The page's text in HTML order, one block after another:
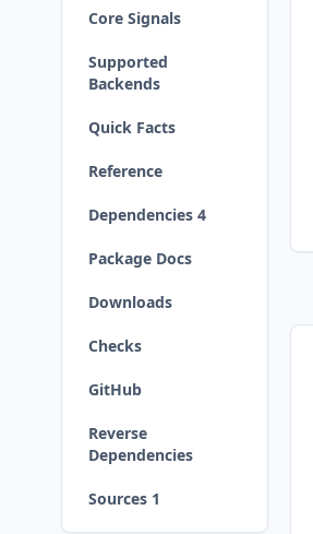
Core Signals
Supported
Backends
Quick Facts
Reference
Dependencies 4
Package Docs
Downloads
Checks
GitHub
Reverse
Dependencies
Sources 1